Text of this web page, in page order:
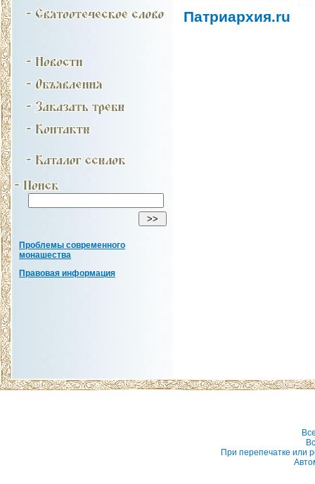
Проблемы современного
монашества
Правовая информация
Патриархия.ru
При перепечатке или